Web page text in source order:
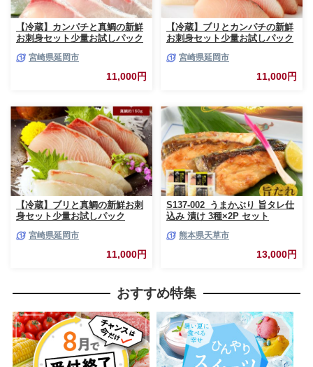
【冷蔵】カンパチと真鯛の新鮮
お刺身セット少量お試しパック
宮崎県延岡市
11,000円
【冷蔵】ブリとカンパチの新鮮
お刺身セット少量お試しパック
宮崎県延岡市
11,000円
【冷蔵】ブリと真鯛の新鮮お刺
身セット少量お試しパック
宮崎県延岡市
11,000円
S137-002_うまかぶり 旨タレ仕
込み 漬け 3種×2P セット
熊本県天草市
13,000円
おすすめ特集